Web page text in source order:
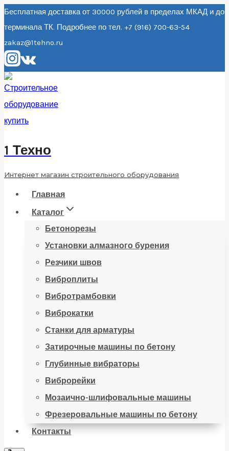
Перейти
к
содержанию
Бесплатная доставка от 30000 рублей в пределах МКАД и до
терминала ТК. Подробнее по тел. +7 (916) 700-63-54
zakaz@1tehno.ru
1 Техно
Интернет магазин строительного оборудования
Главная
Каталог
Бетонорезы
Установки алмазного бурения
Резчики швов
Виброплиты
Вибротрамбовки
Виброкатки
Станки для арматуры
Затирочные машины по бетону
Глубинные вибраторы
Виброрейки
Мозаично-шлифовальные машины
Фрезеровальные машины по бетону
Контакты